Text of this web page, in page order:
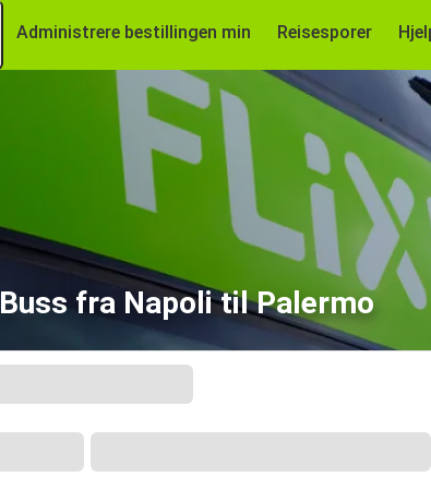
Administrere bestillingen min Reisesporer
Buss fra Napoli til Palermo